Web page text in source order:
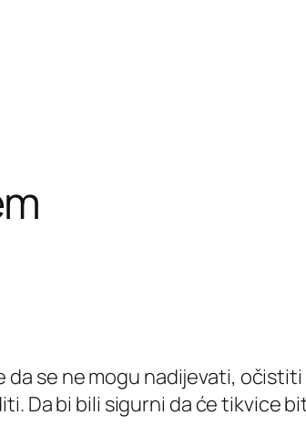
se ne mogu nadijevati,
Da bi bili sigurni da će tikvice